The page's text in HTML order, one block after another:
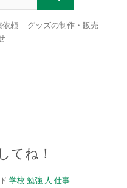
依頼
グッズの制作・販売
てね！
学校 勉強 人 仕事